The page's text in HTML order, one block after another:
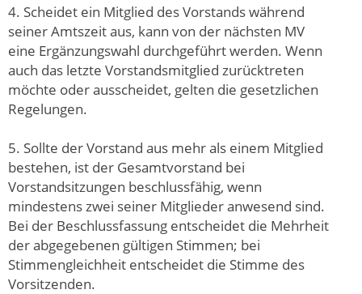
4. Scheidet ein Mitglied des Vorstands während
seiner Amtszeit aus, kann von der nächsten MV
eine Ergänzungswahl durchgeführt werden. Wenn
auch das letzte Vorstandsmitglied zurücktreten
möchte oder ausscheidet, gelten die gesetzlichen
Regelungen.
5. Sollte der Vorstand aus mehr als einem Mitglied
bestehen, ist der Gesamtvorstand bei
Vorstandsitzungen beschlussfähig, wenn
mindestens zwei seiner Mitglieder anwesend sind.
Bei der Beschlussfassung entscheidet die Mehrheit
der abgegebenen gültigen Stimmen; bei
Stimmengleichheit entscheidet die Stimme des
Vorsitzenden.